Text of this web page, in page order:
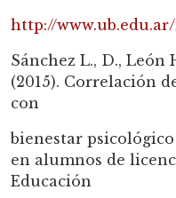
Sánchez L., D., León
(2015). Correlación
con
bienestar
en alumnos de
Educación